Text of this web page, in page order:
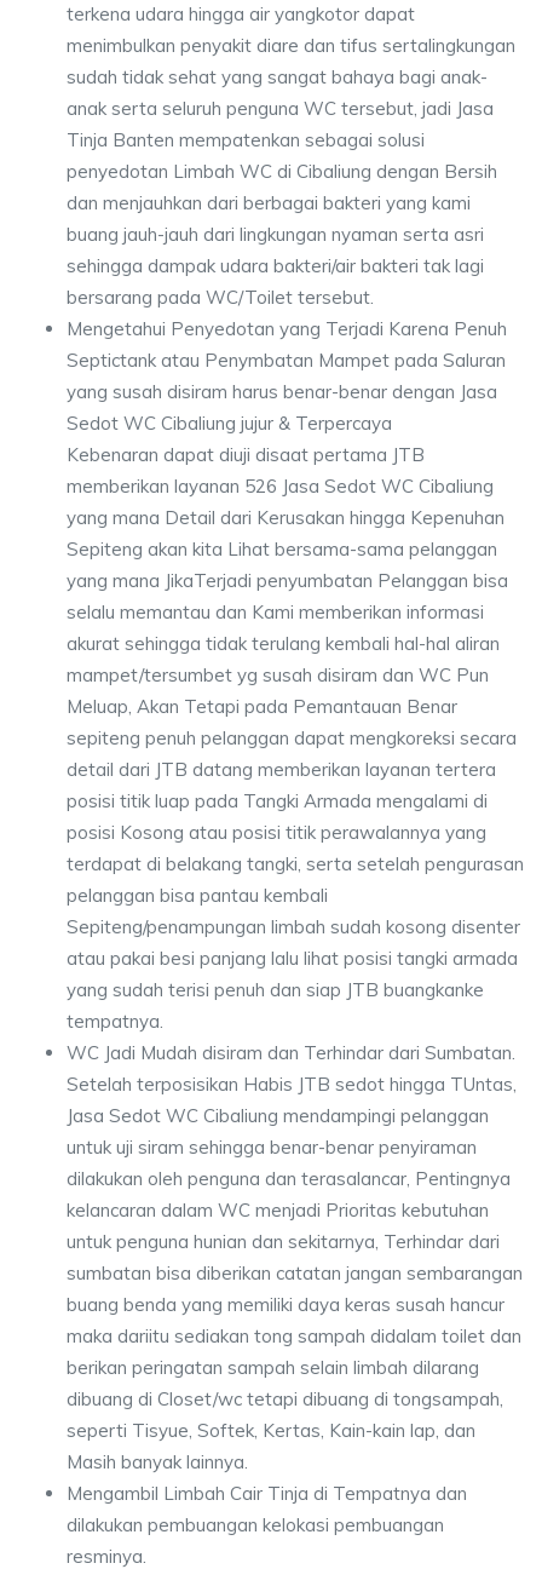
terkena udara hingga air yangkotor dapat
menimbulkan penyakit diare dan tifus sertalingkungan
sudah tidak sehat yang sangat bahaya bagi anak-
anak serta seluruh penguna WC tersebut, jadi Jasa
Tinja Banten mempatenkan sebagai solusi
penyedotan Limbah WC di Cibaliung dengan Bersih
dan menjauhkan dari berbagai bakteri yang kami
buang jauh-jauh dari lingkungan nyaman serta asri
sehingga dampak udara bakteri/air bakteri tak lagi
bersarang pada WC/Toilet tersebut.
Mengetahui Penyedotan yang Terjadi Karena Penuh
Septictank atau Penymbatan Mampet pada Saluran
yang susah disiram harus benar-benar dengan Jasa
Sedot WC Cibaliung jujur & Terpercaya
Kebenaran dapat diuji disaat pertama JTB
memberikan layanan 526 Jasa Sedot WC Cibaliung
yang mana Detail dari Kerusakan hingga Kepenuhan
Sepiteng akan kita Lihat bersama-sama pelanggan
yang mana JikaTerjadi penyumbatan Pelanggan bisa
selalu memantau dan Kami memberikan informasi
akurat sehingga tidak terulang kembali hal-hal aliran
mampet/tersumbet yg susah disiram dan WC Pun
Meluap, Akan Tetapi pada Pemantauan Benar
sepiteng penuh pelanggan dapat mengkoreksi secara
detail dari JTB datang memberikan layanan tertera
posisi titik luap pada Tangki Armada mengalami di
posisi Kosong atau posisi titik perawalannya yang
terdapat di belakang tangki, serta setelah pengurasan
pelanggan bisa pantau kembali
Sepiteng/penampungan limbah sudah kosong disenter
atau pakai besi panjang lalu lihat posisi tangki armada
yang sudah terisi penuh dan siap JTB buangkanke
tempatnya.
WC Jadi Mudah disiram dan Terhindar dari Sumbatan.
Setelah terposisikan Habis JTB sedot hingga TUntas,
Jasa Sedot WC Cibaliung mendampingi pelanggan
untuk uji siram sehingga benar-benar penyiraman
dilakukan oleh penguna dan terasalancar, Pentingnya
kelancaran dalam WC menjadi Prioritas kebutuhan
untuk penguna hunian dan sekitarnya, Terhindar dari
sumbatan bisa diberikan catatan jangan sembarangan
buang benda yang memiliki daya keras susah hancur
maka dariitu sediakan tong sampah didalam toilet dan
berikan peringatan sampah selain limbah dilarang
dibuang di Closet/wc tetapi dibuang di tongsampah,
seperti Tisyue, Softek, Kertas, Kain-kain lap, dan
Masih banyak lainnya.
Mengambil Limbah Cair Tinja di Tempatnya dan
dilakukan pembuangan kelokasi pembuangan
resminya.